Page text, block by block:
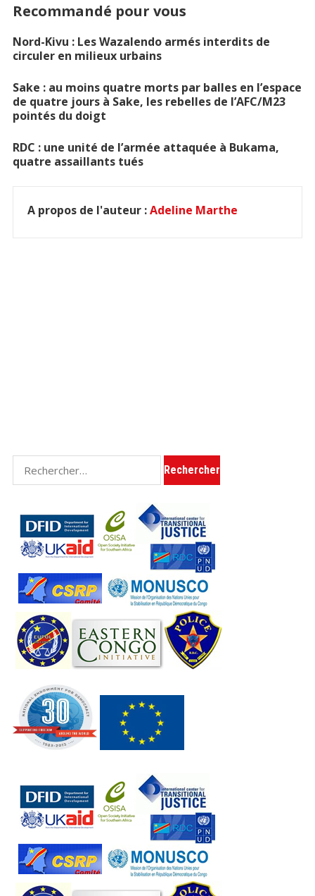
Recommandé pour vous
Nord-Kivu : Les Wazalendo armés interdits de
circuler en milieux urbains
Sake : au moins quatre morts par balles en l’espace
de quatre jours à Sake, les rebelles de l’AFC/M23
pointés du doigt
RDC : une unité de l’armée attaquée à Bukama,
quatre assaillants tués
A propos de l'auteur :Adeline Marthe
Rechercher :